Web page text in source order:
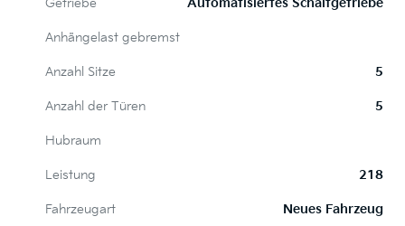
Getriebe Automatisiertes Schaltgetriebe
Anhängelast gebremst
Anzahl Sitze 5
Anzahl der Türen 5
Hubraum
Leistung 218
Fahrzeugart Neues Fahrzeug